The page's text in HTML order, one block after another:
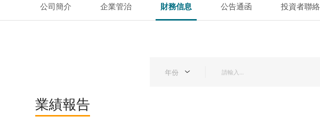
公司簡介 企業管治 財務信息 公告通函 投資者聯絡
年份
業績報告